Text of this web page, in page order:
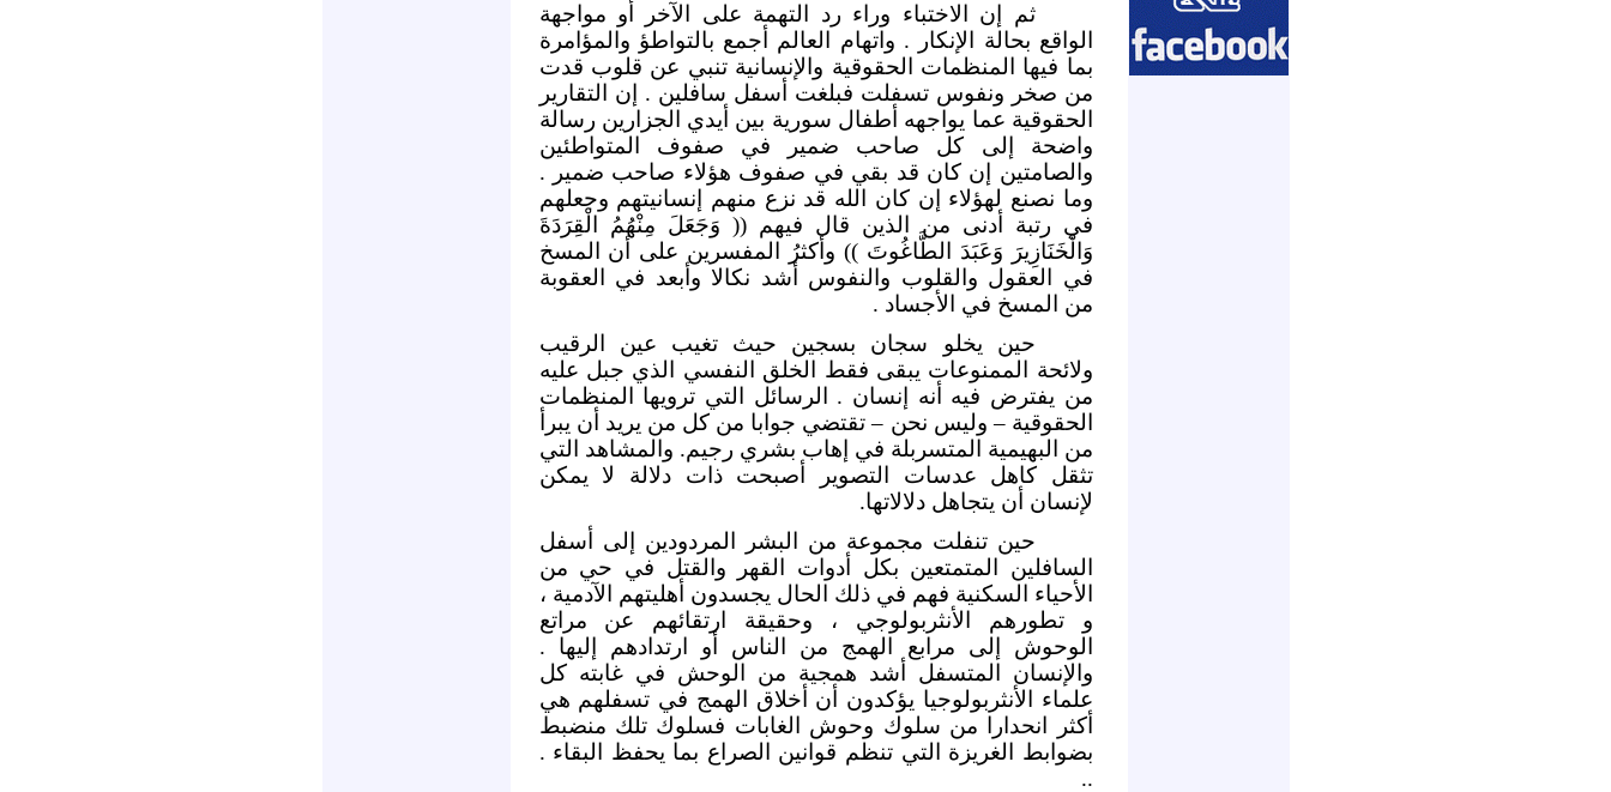
ثم إن الاختباء وراء رد التهمة على الآخر أو مواجهة
الواقع بحالة الإنكار . واتهام العالم أجمع بالتواطؤ والمؤامرة
بما فيها المنظمات الحقوقية والإنسانية تنبي عن قلوب قدت
من صخر ونفوس تسفلت فبلغت أسفل سافلين . إن التقارير
الحقوقية عما يواجهه أطفال سورية بين أيدي الجزارين رسالة
واضحة إلى كل صاحب ضمير في صفوف المتواطئين
والصامتين إن كان قد بقي في صفوف هؤلاء صاحب ضمير .
وما نصنع لهؤلاء إن كان الله قد نزع منهم إنسانيتهم وجعلهم
في رتبة أدنى من الذين قال فيهم (( وَجَعَلَ مِنْهُمُ الْقِرَدَةَ
وَالْخَنَازِيرَ وَعَبَدَ الطَّاغُوتَ )) وأكثرُ المفسرين على أن المسخ
في العقول والقلوب والنفوس أشد نكالا وأبعد في العقوبة
من المسخ في الأجساد .
حين يخلو سجان بسجين حيث تغيب عين الرقيب
ولائحة الممنوعات يبقى فقط الخلق النفسي الذي جبل عليه
من يفترض فيه أنه إنسان . الرسائل التي ترويها المنظمات
الحقوقية – وليس نحن – تقتضي جوابا من كل من يريد أن يبرأ
من البهيمية المتسربلة في إهاب بشري رجيم. والمشاهد التي
تثقل كاهل عدسات التصوير أصبحت ذات دلالة لا يمكن
لإنسان أن يتجاهل دلالاتها.
حين تنفلت مجموعة من البشر المردودين إلى أسفل
السافلين المتمتعين بكل أدوات القهر والقتل في حي من
الأحياء السكنية فهم في ذلك الحال يجسدون أهليتهم الآدمية ،
و تطورهم الأنثربولوجي ، وحقيقة ارتقائهم عن مراتع
الوحوش إلى مرابع الهمج من الناس أو ارتدادهم إليها .
والإنسان المتسفل أشد همجية من الوحش في غابته كل
علماء الأنثربولوجيا يؤكدون أن أخلاق الهمج في تسفلهم هي
أكثر انحدارا من سلوك وحوش الغابات فسلوك تلك منضبط
بضوابط الغريزة التي تنظم قوانين الصراع بما يحفظ البقاء .
..